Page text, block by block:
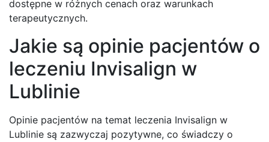
dostępne w różnych cenach oraz warunkach
terapeutycznych.
Jakie są opinie pacjentów o
leczeniu Invisalign w
Lublinie
Opinie pacjentów na temat leczenia Invisalign w
Lublinie są zazwyczaj pozytywne, co świadczy o